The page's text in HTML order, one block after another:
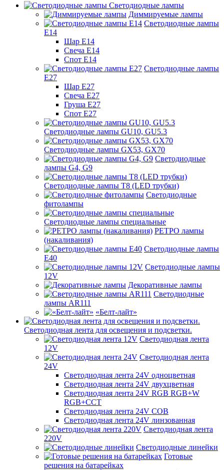
Светодиодные лампы
Диммируемые лампы
Светодиодные лампы
Е14
Шар Е14
Свеча Е14
Спот Е14
Светодиодные лампы
Е27
Шар Е27
Свеча Е27
Груша Е27
Спот Е27
Светодиодные лампы GU10, GU5.3
Светодиодные лампы GX53, GX70
Светодиодные
лампы G4, G9
Светодиодные лампы Т8 (LED трубки)
Светодиодные
фитолампы
Светодиодные лампы специальные
РЕТРО лампы
(накаливания)
Светодиодные лампы
E40
Светодиодные лампы
12V
Декоративные лампы
Светодиодные
лампы AR111
«Белт-лайт»
Светодиодная лента для освещения и подсветки.
Светодиодная лента
12V
Светодиодная лента
24V
Светодиодная лента 24V одноцветная
Светодиодная лента 24V двухцветная
Светодиодная лента 24V RGB RGB+W
RGB+CCT
Светодиодная лента 24V COB
Светодиодная лента 24V линзованная
Светодиодная лента
220V
Светодиодные линейки
Готовые
решения на батарейках